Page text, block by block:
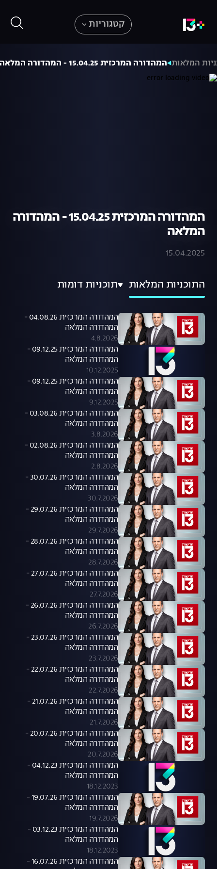
קטגוריות
המלאות המהדורה המרכזית 15.04.25 - המהדורה המלאה
המהדורה המרכזית 15.04.25 - המהדורה
המלאה
15.04.2025
התוכניות המלאות תוכניות דומות
המהדורה המרכזית 04.08.26 -
המהדורה המלאה
4.8.2026
המהדורה המרכזית 09.12.25 -
המהדורה המלאה
10.12.2025
המהדורה המרכזית 09.12.25 -
המהדורה המלאה
9.12.2025
המהדורה המרכזית 03.08.26 -
המהדורה המלאה
3.8.2026
המהדורה המרכזית 02.08.26 -
המהדורה המלאה
2.8.2026
המהדורה המרכזית 30.07.26 -
המהדורה המלאה
30.7.2026
המהדורה המרכזית 29.07.26 -
המהדורה המלאה
29.7.2026
המהדורה המרכזית 28.07.26 -
המהדורה המלאה
28.7.2026
המהדורה המרכזית 27.07.26 -
המהדורה המלאה
27.7.2026
המהדורה המרכזית 26.07.26 -
המהדורה המלאה
26.7.2026
המהדורה המרכזית 23.07.26 -
המהדורה המלאה
23.7.2026
המהדורה המרכזית 22.07.26 -
המהדורה המלאה
22.7.2026
המהדורה המרכזית 21.07.26 -
המהדורה המלאה
21.7.2026
המהדורה המרכזית 20.07.26 -
המהדורה המלאה
20.7.2026
המהדורה המרכזית 04.12.23 -
המהדורה המלאה
18.12.2023
המהדורה המרכזית 19.07.26 -
המהדורה המלאה
19.7.2026
המהדורה המרכזית 03.12.23 -
המהדורה המלאה
18.12.2023
המהדורה המרכזית 16.07.26 -